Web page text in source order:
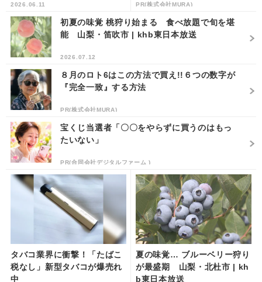
送
2026.06.11 PR(株式会社MURA)
初夏の味覚 桃狩り始まる 食べ放題で旬を堪
能 山梨・笛吹市 | khb東日本放送
2026.07.12
８月のロト6はこの方法で買え!!６つの数字が
『完全一致』する方法
PR(株式会社MURA)
宝くじ当選者「〇〇をやらずに買うのはもっ
たいない」
PR(合同会社デジタルファーム )
タバコ業界に衝撃！「たばこ
税なし」新型タバコが爆売れ
中
夏の味覚… ブルーベリー狩り
が最盛期 山梨・北杜市 | kh
b東日本放送